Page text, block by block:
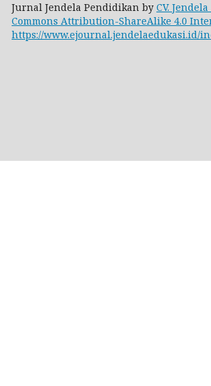
Jurnal Jendela Pendidikan by CV.
Commons Attribution-ShareAlike 4.0
https://www.ejournal.jendelaedukasi.id/